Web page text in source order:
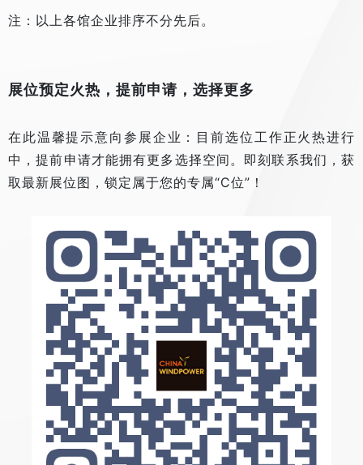
注：以上各馆企业排序不分先后。
展位预定火热，提前申请，选择更多
在此温馨提示意向参展企业：目前选位工作正火热进行
中，提前申请才能拥有更多选择空间。即刻联系我们，获
取最新展位图，锁定属于您的专属“C位”！